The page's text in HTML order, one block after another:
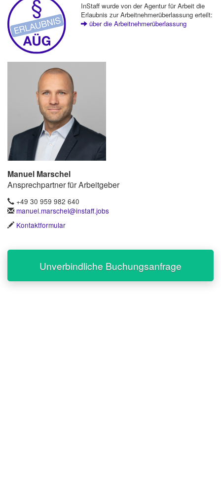
InStaff wurde von der Agentur für Arbeit die
Erlaubnis zur Arbeitnehmerüberlassung erteilt:
über die Arbeitnehmerüberlassung
Manuel Marschel
Ansprechpartner für Arbeitgeber
+49 30 959 982 640
manuel.marschel@instaff.jobs
Kontaktformular
Unverbindliche Buchungsanfrage